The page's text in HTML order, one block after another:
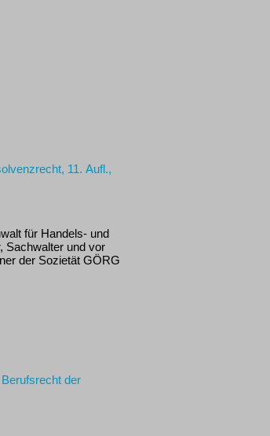
11. Aufl.,
für Handels- und
Sachwalter und vor
der Sozietät GÖRG
der